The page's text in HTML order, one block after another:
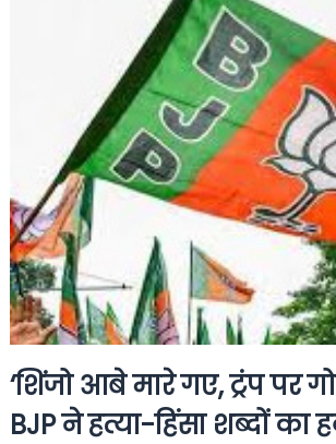
‘शिंजो आबे मारे गए, ट्रंप पर
BJP ने हत्या-हिंसा शब्दों का